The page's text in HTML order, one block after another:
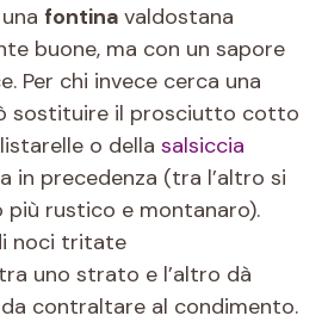
fontina valdostana
buone, ma con un sapore
Per chi invece cerca una
sostituire il prosciutto cotto
o della salsiccia
in precedenza (tra l’altro si
più rustico e montanaro).
noci tritate
uno strato e l’altro dà
contraltare al condimento.